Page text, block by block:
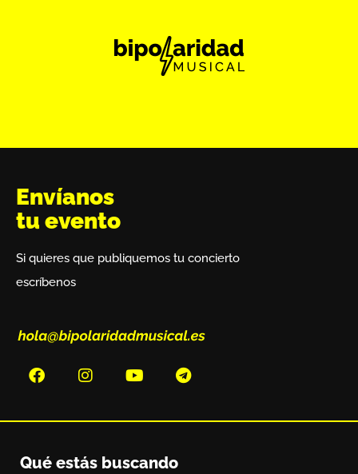
Envíanos
tu evento
Si quieres que publiquemos tu concierto
escríbenos
Qué estás buscando